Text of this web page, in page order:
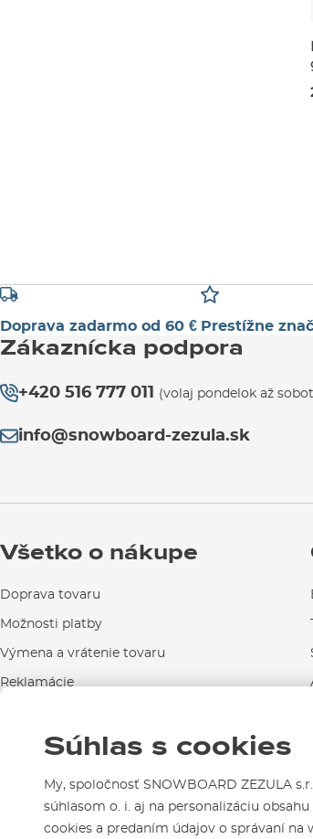
Doprava zadarmo od 60 € Prestížne
Zákaznícka podpora
+420 516 777 011 (volaj pondelok až
info@snowboard-zezula.sk
Všetko o nákupe
Doprava tovaru
Možnosti platby
Výmena a vrátenie tovaru
Reklamácie
KontaktySúhlas s cookies
My, spoločnosť SNOWBOARD ZEZULA
súhlasom o. i. aj na personalizáciu
cookies a predaním údajov o správaní na